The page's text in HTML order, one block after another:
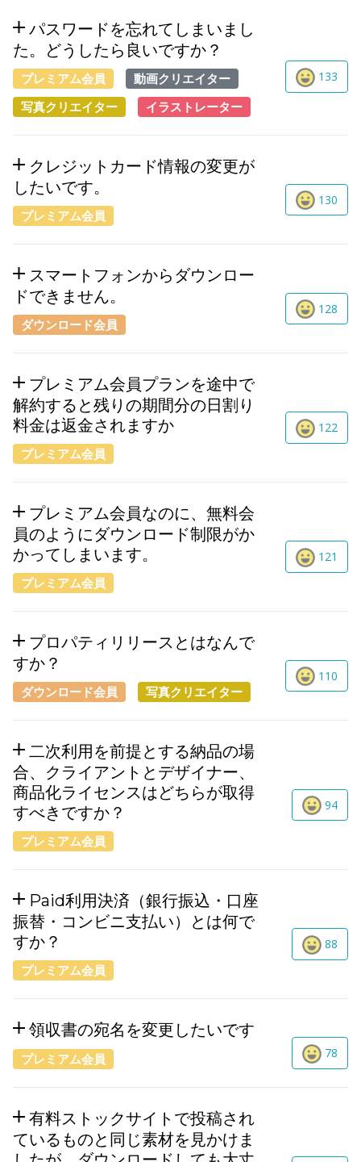
パスワードを忘れてしまいまし
た。どうしたら良いですか？
プレミアム会員
動画クリエイター
写真クリエイター
イラストレーター
133
クレジットカード情報の変更が
したいです。
プレミアム会員
130
スマートフォンからダウンロー
ドできません。
ダウンロード会員
128
プレミアム会員プランを途中で
解約すると残りの期間分の日割り
料金は返金されますか
プレミアム会員
122
プレミアム会員なのに、無料会
員のようにダウンロード制限がか
かってしまいます。
プレミアム会員
121
プロパティリリースとはなんで
すか？
ダウンロード会員 写真クリエイター
110
二次利用を前提とする納品の場
合、クライアントとデザイナー、
商品化ライセンスはどちらが取得
すべきですか？
プレミアム会員
94
Paid利用決済（銀行振込・口座
振替・コンビニ支払い）とは何で
すか？
プレミアム会員
88
領収書の宛名を変更したいです
プレミアム会員 78
有料ストックサイトで投稿され
ているものと同じ素材を見かけま